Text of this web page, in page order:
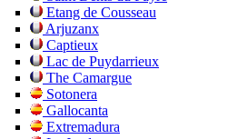
Etang de Cousseau
Arjuzanx
Captieux
Lac de Puydarrieux
The Camargue
Sotonera
Gallocanta
Extremadura